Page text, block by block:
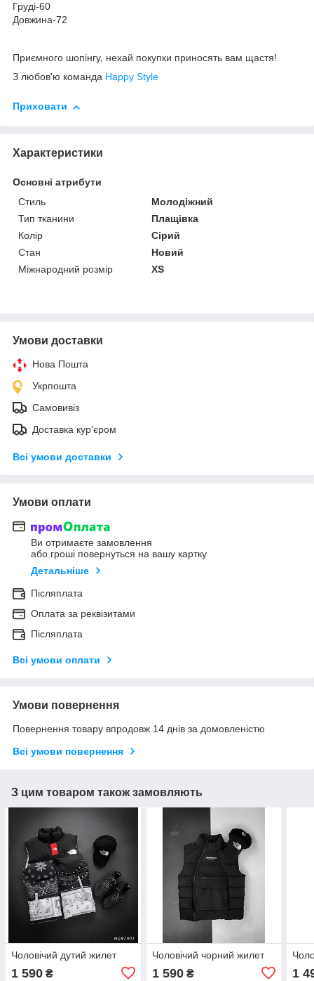
Груді-60
Довжина-72
Приємного шопінгу, нехай покупки приносять вам щастя!
З любов'ю команда Happy Style
Приховати
Характеристики
Основні атрибути
Стиль
Молодіжний
Тип тканини
Плащівка
Колір
Сірий
Стан
Новий
Міжнародний розмір
XS
Умови доставки
Нова Пошта
Укрпошта
Самовивіз
Доставка кур'єром
Всі умови доставки
Умови оплати
Ви отримаєте замовлення
або гроші повернуться на вашу картку
Детальніше
Післяплата
Оплата за реквізитами
Післяплата
Всі умови оплати
Умови повернення
Повернення товару впродовж 14 днів за домовленістю
Всі умови повернення
З цим товаром також замовляють
Чоловічий дутий жилет
1 590 ₴
Чоловічий чорний жилет
1 590₴ 1